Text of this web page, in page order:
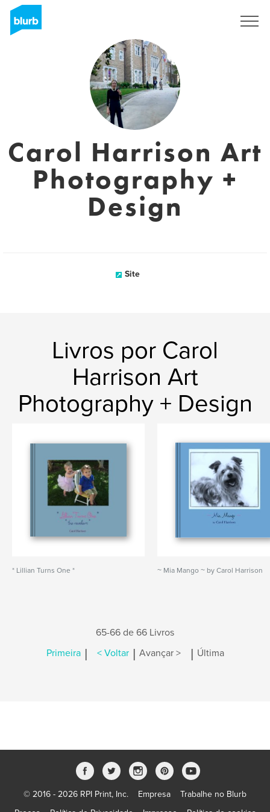
Carol Harrison Art
Photography +
Design
Site
Livros por Carol
Harrison Art
Photography + Design
* Lillian Turns One * ~ Mia Mango ~ by Carol Harrison
65-66 de 66 Livros
Primeira | < Voltar | Avançar > | Última
© 2016 - 2026 RPI Print, Inc. Empresa
Trabalhe no Blurb